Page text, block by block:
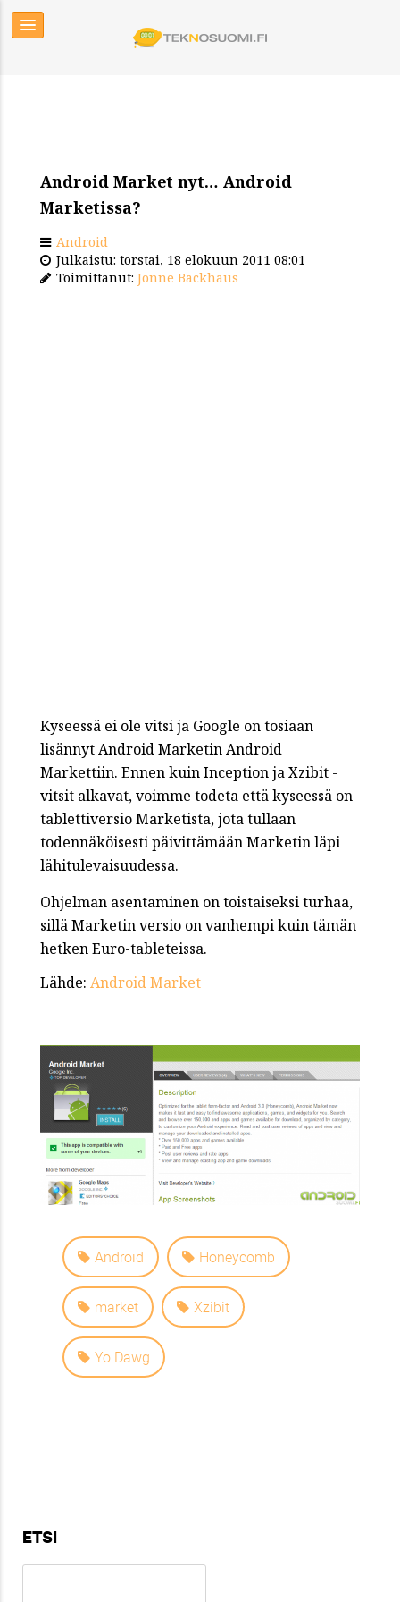
Android Market nyt… Android
Marketissa?
Android
Julkaistu: torstai, 18 elokuun 2011 08:01
Toimittanut: Jonne Backhaus
Kyseessä ei ole vitsi ja Google on tosiaan
lisännyt Android Marketin Android
Markettiin. Ennen kuin Inception ja Xzibit -
vitsit alkavat, voimme todeta että kyseessä on
tablettiversio Marketista, jota tullaan
todennäköisesti päivittämään Marketin läpi
lähitulevaisuudessa.
Ohjelman asentaminen on toistaiseksi turhaa,
sillä Marketin versio on vanhempi kuin tämän
hetken Euro-tableteissa.
Lähde: Android Market
Android Honeycomb
market Xzibit
Yo Dawg
ETSI